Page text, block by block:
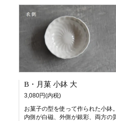
B・月菓 小鉢 大
3,080円(内税)
お菓子の型を使って作られた小鉢。
内側が白磁、外側が銀彩、両方の